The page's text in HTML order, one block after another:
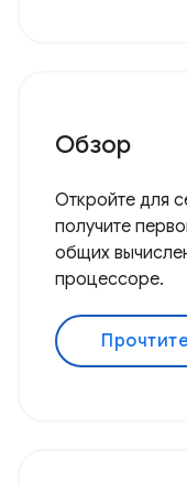
Обзор
Откройте для
получите
общих
процессоре.